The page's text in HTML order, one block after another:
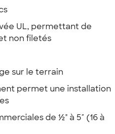
UL, permettant de
non filetés
sur le terrain
permet une installation
de ½" à 5″ (16 à